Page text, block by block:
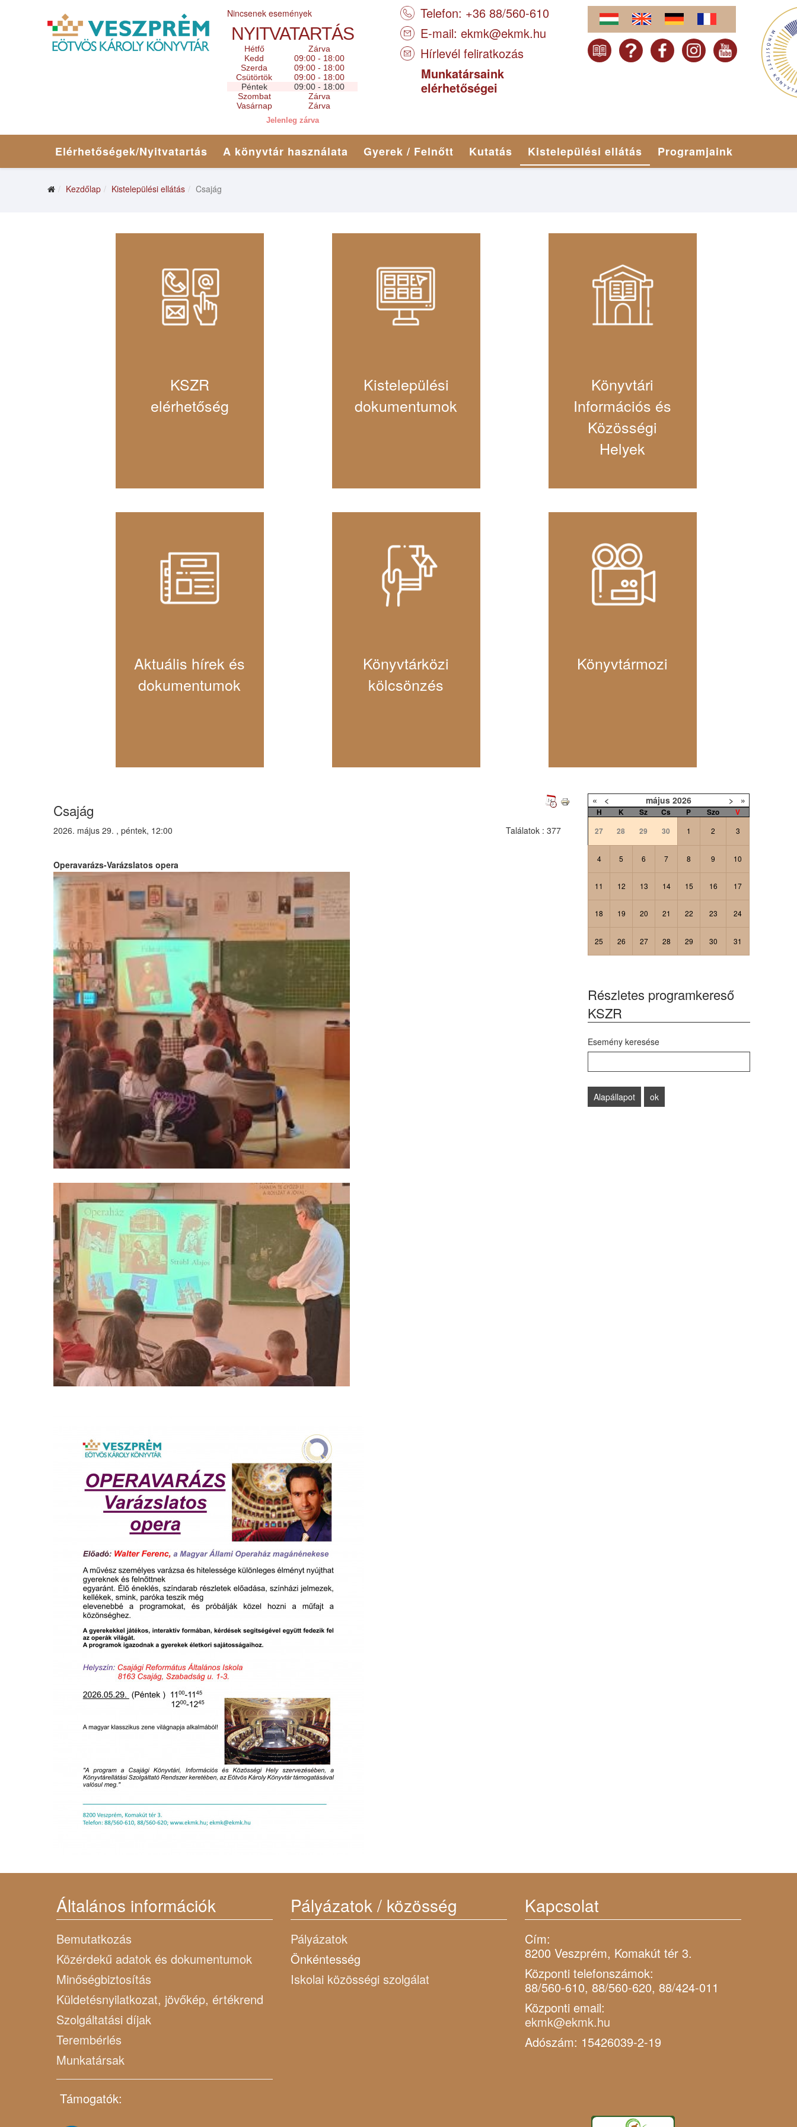
Nincsenek események
NYITVATARTÁS
Hétfő
Zárva
Kedd
09:00 - 18:00
Szerda
09:00 - 18:00
Csütörtök
09:00 - 18:00
Péntek
09:00 - 18:00
Szombat
Zárva
Vasárnap
Zárva
Jelenleg zárva
Telefon: +36 88/560-610
E-mail: ekmk@ekmk.hu
Hírlevél feliratkozás
Munkatársaink
elérhetőségei
Elérhetőségek/Nyitvatartás A könyvtár használata Gyerek / Felnőtt Kutatás Kistelepülési ellátás Programjaink
Kezdőlap Kistelepülési ellátás Csajág
KSZR
elérhetőség
Kistelepülési
dokumentumok
Könyvtári
Információs és
Közösségi
Helyek
Aktuális hírek és
dokumentumok
Könyvtárközi
kölcsönzés
Könyvtármozi
Csajág
2026. május 29. , péntek, 12:00 Találatok : 377
Operavarázs-Varázslatos opera
« < május 2026 > »
H K Sz Cs P Szo
V
27
28 29 30 1 2 3
4 5 6 7 8 9 10
11 12 13 14 15 16 17
18 19 20 21 22 23 24
25 26 27 28 29 30 31
Részletes programkereső
KSZR
Esemény keresése
Általános információk
Bemutatkozás
Közérdekű adatok és dokumentumok
Minőségbiztosítás
Küldetésnyilatkozat, jövőkép, értékrend
Szolgáltatási díjak
Terembérlés
Munkatársak
Támogatók:
Pályázatok / közösség
Pályázatok
Önkéntesség
Iskolai közösségi szolgálat
Kapcsolat
Cím:
8200 Veszprém, Komakút tér 3.
Központi telefonszámok:
88/560-610, 88/560-620, 88/424-011
Központi email:
ekmk@ekmk.hu
Adószám: 15426039-2-19